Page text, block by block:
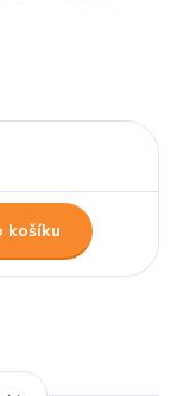
košíku